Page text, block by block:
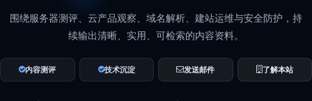
围绕服务器测评、云产品观察、域名解析、建站运维与安全防护，持
续输出清晰、实用、可检索的内容资料。
内容测评 技术沉淀 发送邮件 了解本站